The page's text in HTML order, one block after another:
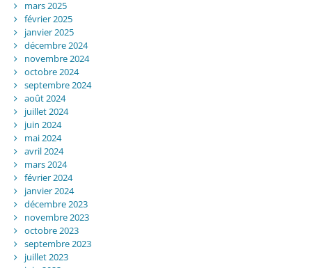
mars 2025
février 2025
janvier 2025
décembre 2024
novembre 2024
octobre 2024
septembre 2024
août 2024
juillet 2024
juin 2024
mai 2024
avril 2024
mars 2024
février 2024
janvier 2024
décembre 2023
novembre 2023
octobre 2023
septembre 2023
juillet 2023